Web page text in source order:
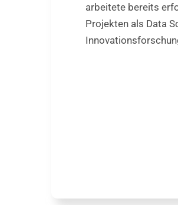
arbeitete bereits
Projekten als Data